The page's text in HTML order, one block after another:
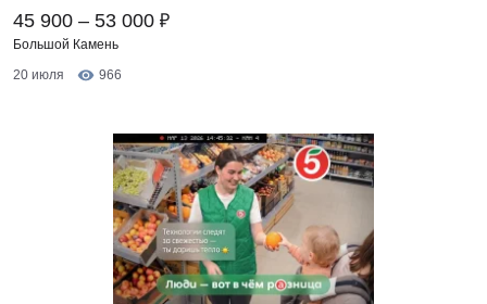
45 900 – 53 000 ₽
Большой Камень
20 июля
966